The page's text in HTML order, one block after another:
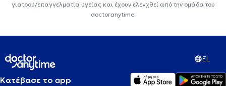
γιατρού/επαγγελματία υγείας και έχουν ελεγχθεί από την ομάδα του
doctoranytime.
EL
Κατέβασε το app